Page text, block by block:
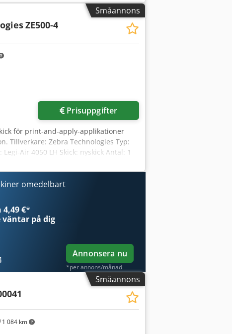
mm Max färgbandlängd: 900 m
mm Upplösning: 203 punkter/tum
mm Utskriftshastighet: 12
Småannons
ZE500-4
Prisuppgifter
för print-and-apply-applikationer
Tillverkare: Zebra Technologies Typ:
Air 4050 LH Skick: nyskick Antal: 1
Tryckbredd: upp till 104 mm
V AC Dsdpfx Afszdux Hjksck
knappsats Konstruktion: OEM-skrivar­
fraktetiketter, pall­etiketter,
ZE500-4 Legi-Air system: 4050
omedelbart
€*
väntar på dig
Annonsera nu
*per annons/månad
Småannons
1 084 km